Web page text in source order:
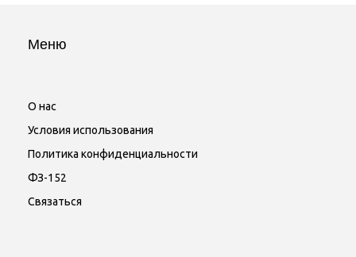
Меню
О нас
Условия использования
Политика конфиденциальности
ФЗ-152
Связаться